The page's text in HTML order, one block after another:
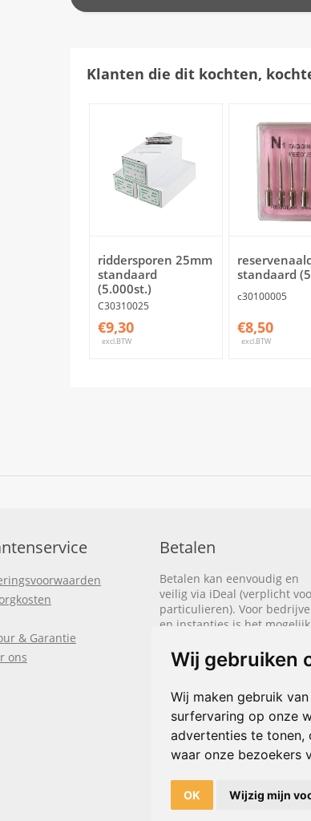
Wij gebruiken
Wij maken gebruik
surfervaring op onze
advertenties te tonen,
waar onze bezoekers
OK Wijzig mijn
Klanten die dit kochten,
riddersporen 25mm
standaard
(5.000st.)
C30310025
€9,30
excl.BTW
standaard
c30100005
€8,50
excl.BTW
& Garantie
ons
Betalen
Betalen kan eenvoudig en
veilig via iDeal (verplicht
particulieren). Voor
en instanties is het mogelijk
We sturen je dan een
nadat de bestelling is
Klik hier om meer te lezen
bel+31(0)318 618 121